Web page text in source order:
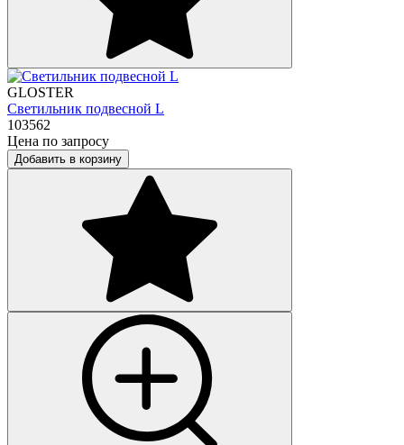
GLOSTER
Светильник подвесной L
103562
Цена по запросу
Добавить в корзину